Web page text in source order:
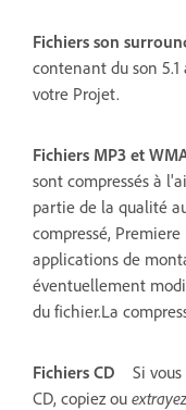
Fichiers son
contenant du son 5.1
votre Projet.
Fichiers MP3 et
sont compressés à
partie de la qualité
compressé,
applications de
éventuellement
du fichier.La
Fichiers CD
Si
CD, copiez ou extrayez